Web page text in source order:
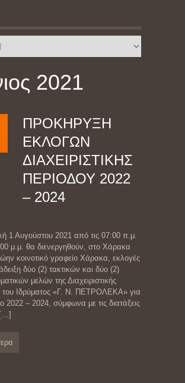
2021
ΠΡΟΚΗΡΥΞΗ
ΕΚΛΟΓΩΝ
ΔΙΑΧΕΙΡΙΣΤΙΚΗΣ
ΠΕΡΙΟΔΟΥ 2022
– 2024
1 Αυγούστου 2021 από τις 07:00 π.μ.
μ.μ. θα διενεργηθούν, στο Χάρακα
κοινοτικό γραφείο Χάρακα, εκλογές
δύο (2) τακτικών και δύο (2)
μελών της Διαχειριστικής
του Ιδρύματος «Γ. Ν. ΠΕΤΡΟΛΕΚΑ» για
2022 – 2024, σύμφωνα με τις διατάξεις
[…]